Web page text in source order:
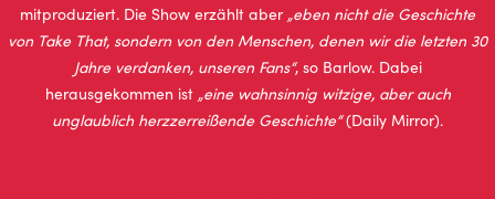
mitproduziert. Die Show erzählt aber „eben nicht die Geschichte
von Take That, sondern von den Menschen, denen wir die letzten 30
Jahre verdanken, unseren Fans“, so Barlow. Dabei
herausgekommen ist „eine wahnsinnig witzige, aber auch
unglaublich herzzerreißende Geschichte“(Daily Mirror).